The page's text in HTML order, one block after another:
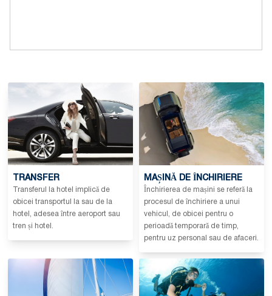
TRANSFER
Transferul la hotel implică de
obicei transportul la sau de la
hotel, adesea între aeroport sau
tren și hotel.
MAȘINĂ DE ÎNCHIRIERE
Închirierea de mașini se referă la
procesul de închiriere a unui
vehicul, de obicei pentru o
perioadă temporară de timp,
pentru uz personal sau de afaceri.